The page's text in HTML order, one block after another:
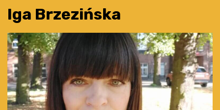
Iga Brzezińska